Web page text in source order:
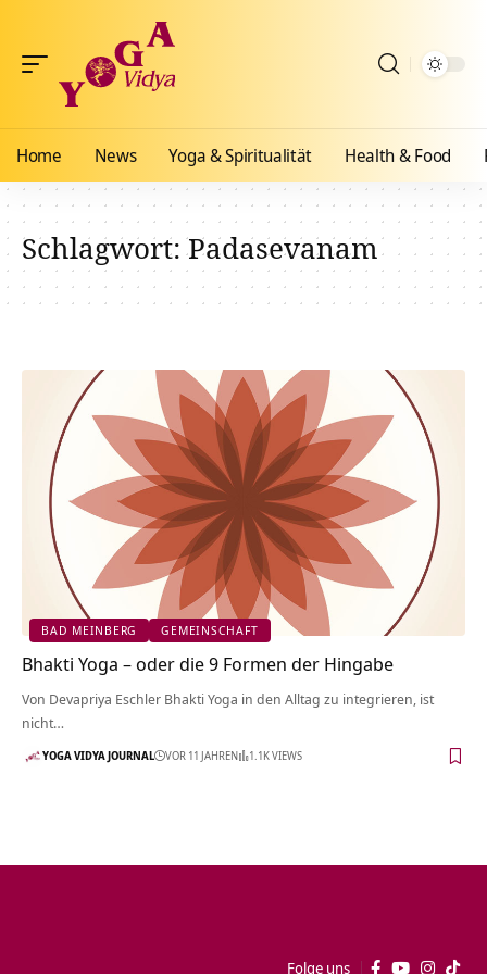
Home News Yoga & Spiritualität Health & Food
Schlagwort:Padasevanam
BAD MEINBERG GEMEINSCHAFT
Bhakti Yoga – oder die 9 Formen der Hingabe
Von Devapriya Eschler Bhakti Yoga in den Alltag zu integrieren, ist
nicht…
YOGA VIDYA JOURNAL VOR 11 JAHREN 1.1K VIEWS
Folge uns